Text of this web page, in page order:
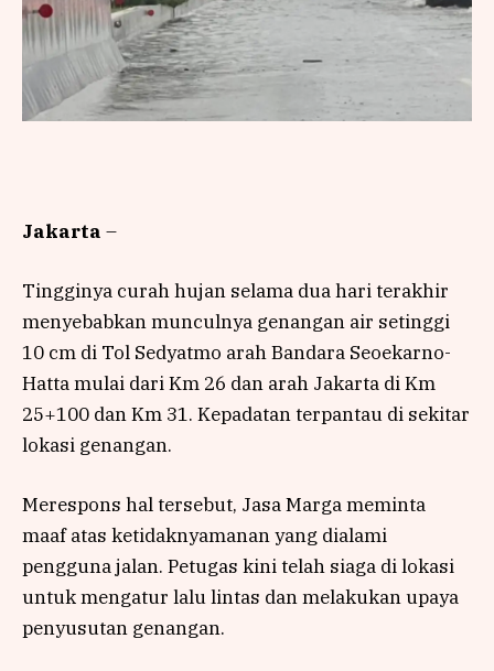
Jakarta –
Tingginya curah hujan selama dua hari terakhir
menyebabkan munculnya genangan air setinggi
10 cm di Tol Sedyatmo arah Bandara Seoekarno-
Hatta mulai dari Km 26 dan arah Jakarta di Km
25+100 dan Km 31. Kepadatan terpantau di sekitar
lokasi genangan.
Merespons hal tersebut, Jasa Marga meminta
maaf atas ketidaknyamanan yang dialami
pengguna jalan. Petugas kini telah siaga di lokasi
untuk mengatur lalu lintas dan melakukan upaya
penyusutan genangan.